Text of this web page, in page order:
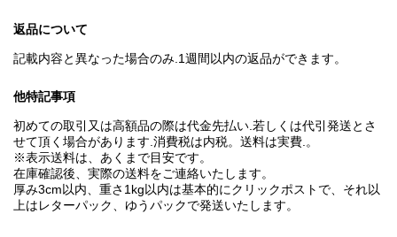
返品について
記載内容と異なった場合のみ.1週間以内の返品ができます。
他特記事項
初めての取引又は高額品の際は代金先払い.若しくは代引発送とさ
せて頂く場合があります.消費税は内税。送料は実費.。
※表示送料は、あくまで目安です。
在庫確認後、実際の送料をご連絡いたします。
厚み3cm以内、重さ1kg以内は基本的にクリックポストで、それ以
上はレターパック、ゆうパックで発送いたします。